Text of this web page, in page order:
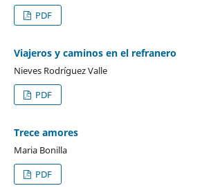
PDF
Viajeros y caminos en el refranero
Nieves Rodríguez Valle
PDF
Trece amores
Maria Bonilla
PDF